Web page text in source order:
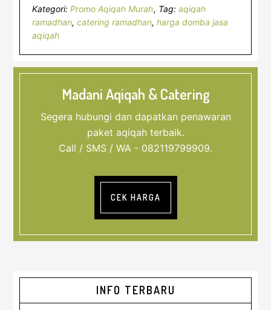
Kategori:Promo Aqiqah Murah Tag:aqiqah
ramadhan,catering ramadhan,harga domba jasa
aqiqah
Madani Aqiqah & Catering
Segera hubungi dan dapatkan penawaran
paket aqiqah terbaik.
Call / SMS / WA - 082119799909.
CEK HARGA
Sidebar
Utama
INFO TERBARU